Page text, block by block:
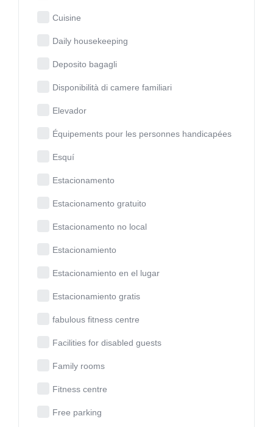
Cuisine
Daily housekeeping
Deposito bagagli
Disponibilità di camere familiari
Elevador
Équipements pour les personnes handicapées
Esquí
Estacionamento
Estacionamento gratuito
Estacionamento no local
Estacionamiento
Estacionamiento en el lugar
Estacionamiento gratis
fabulous fitness centre
Facilities for disabled guests
Family rooms
Fitness centre
Free parking